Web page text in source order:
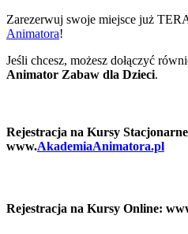
Zarezerwuj swoje miejsce już
Animatora!
Jeśli chcesz, możesz dołączyć
Animator Zabaw dla Dzieci.
Rejestracja na Kursy
www.AkademiaAnimatora.pl
Rejestracja na Kursy Online: